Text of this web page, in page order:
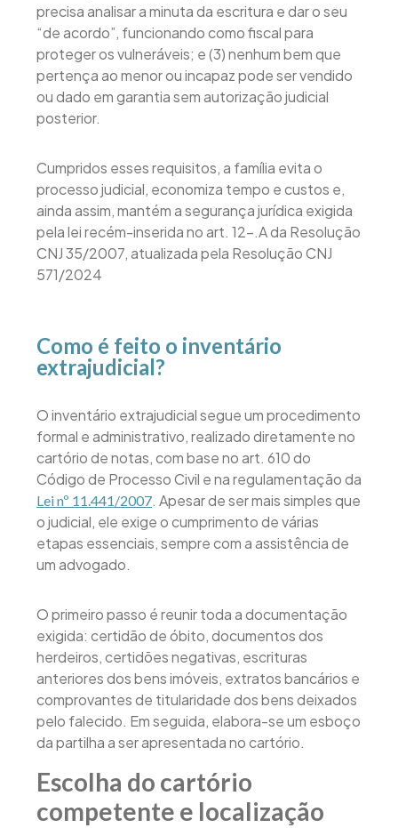
precisa analisar a minuta da escritura e dar o seu
“de acordo”, funcionando como fiscal para
proteger os vulneráveis; e (3) nenhum bem que
pertença ao menor ou incapaz pode ser vendido
ou dado em garantia sem autorização judicial
posterior.
Cumpridos esses requisitos, a família evita o
processo judicial, economiza tempo e custos e,
ainda assim, mantém a segurança jurídica exigida
pela lei recém-inserida no art. 12-.A da Resolução
CNJ 35/2007, atualizada pela Resolução CNJ
571/2024
Como é feito o inventário
extrajudicial?
O inventário extrajudicial segue um procedimento
formal e administrativo, realizado diretamente no
cartório de notas, com base no art. 610 do
Código de Processo Civil e na regulamentação da
Lei nº 11.441/2007. Apesar de ser mais simples que
o judicial, ele exige o cumprimento de várias
etapas essenciais, sempre com a assistência de
um advogado.
O primeiro passo é reunir toda a documentação
exigida: certidão de óbito, documentos dos
herdeiros, certidões negativas, escrituras
anteriores dos bens imóveis, extratos bancários e
comprovantes de titularidade dos bens deixados
pelo falecido. Em seguida, elabora-se um esboço
da partilha a ser apresentada no cartório.
Escolha do cartório
competente e localização